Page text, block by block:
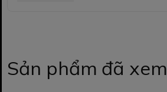
Sản phẩm đã xem